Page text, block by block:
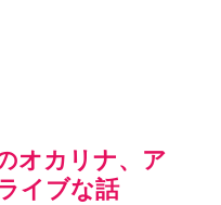
オカリナ、ア
イブな話